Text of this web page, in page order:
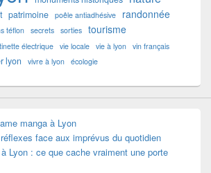
patrimoine poêle antiadhésive randonnée
téflon secrets sorties tourisme
électrique vie locale vie à lyon vin français
lyon vivre à lyon écologie
manga à Lyon
face aux imprévus du quotidien
Lyon : ce que cache vraiment une porte